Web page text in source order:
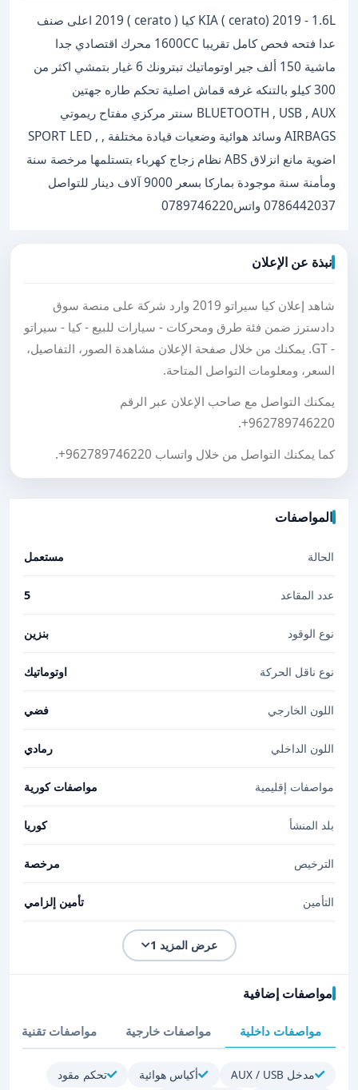
KIA ( cerato) 2019 - 1.6L كيا ( cerato ) 2019 اعلى صنف
عدا فتحه فحص كامل تقريبا 1600CC محرك اقتصادي جدا
ماشية 150 ألف جير اوتوماتيك تبترونك 6 غيار بتمشي اكثر من
300 كيلو بالتنكه غرفه قماش اصلية تحكم طاره جهتين
BLUETOOTH , USB , AUX سنتر مركزي مفتاح ريموتي
️AIRBAGS وسائد هوائية ️وضعيات قيادة مختلفة , , SPORT LED
اضوية مانع انزلاق ABS نظام زجاج كهرباء بتستلمها مرخصة سنة
ومأمنة سنة موجودة بماركا بسعر 9000 آلاف دينار للتواصل
0786442037 واتس0789746220
نبذة عن الإعلان
شاهد إعلان كيا سيراتو 2019 وارد شركة على منصة سوق
دادسترز ضمن فئة طرق ومحركات - سيارات للبيع - كيا - سيراتو
- GT. يمكنك من خلال صفحة الإعلان مشاهدة الصور، التفاصيل،
السعر، ومعلومات التواصل المتاحة.
يمكنك التواصل مع صاحب الإعلان عبر الرقم
+962789746220
.
كما يمكنك التواصل من خلال واتساب +962789746220
.
المواصفات
الحالة مستعمل
عدد المقاعد 5
نوع الوقود بنزين
نوع ناقل الحركة اوتوماتيك
اللون الخارجي فضي
اللون الداخلي رمادي
مواصفات إقليمية مواصفات كورية
بلد المنشأ كوريا
الترخيص مرخصة
التأمين تأمين إلزامي
عرض المزيد 1
مواصفات إضافية
مواصفات داخلية مواصفات خارجية مواصفات تقنية
مدخل AUX / USB أكياس هوائية تحكم مقود